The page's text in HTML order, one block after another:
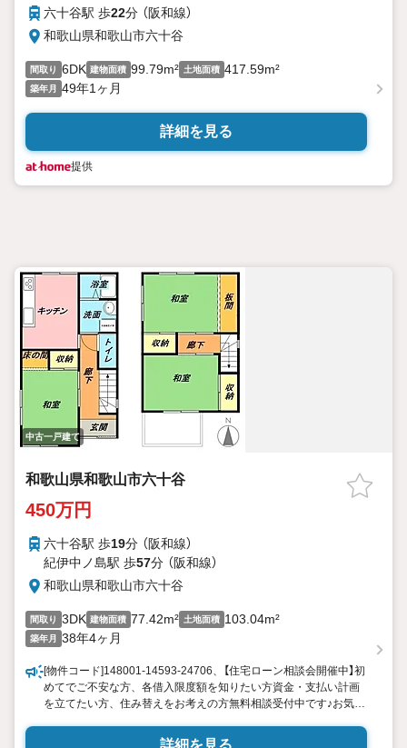
六十谷駅 歩22分 （阪和線）
和歌山県和歌山市六十谷
間取り 6DK 建物面積 99.79m² 土地面積 417.59m²
築年月 49年1ヶ月
詳細を見る
提供
中古一戸建て
和歌山県和歌山市六十谷
450万円
六十谷駅 歩19分 （阪和線）
紀伊中ノ島駅 歩57分 （阪和線）
和歌山県和歌山市六十谷
間取り 3DK 建物面積 77.42m² 土地面積 103.04m²
築年月 38年4ヶ月
[物件コード]148001-14593-24706、【住宅ローン相談会開催中】初
めてでご不安な方、各借入限度額を知りたい方資金・支払い計画
を立てたい方、住み替えをお考えの方無料相談受付中です♪お気軽
詳細を見る